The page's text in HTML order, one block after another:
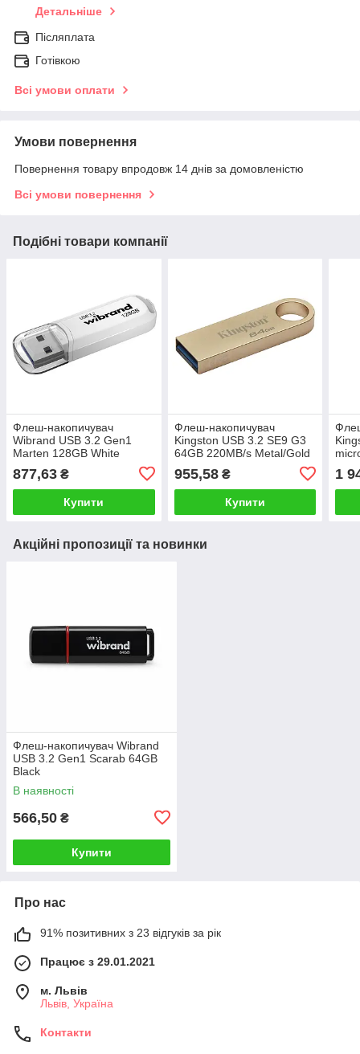
Детальніше
Післяплата
Готівкою
Всі умови оплати
Умови повернення
Повернення товару впродовж 14 днів за домовленістю
Всі умови повернення
Подібні товари компанії
Флеш-накопичувач
Wibrand USB 3.2 Gen1
Marten 128GB White
877,63 ₴
Купити
Флеш-накопичувач
Kingston USB 3.2 SE9 G3
64GB 220MB/s Metal/Gold
955,58₴
Купити
1
Акційні пропозиції та новинки
Флеш-накопичувач Wibrand
USB 3.2 Gen1 Scarab 64GB
Black
В наявності
566,50 ₴
Купити
Про нас
91% позитивних з 23 відгуків за рік
Працює з 29.01.2021
м. Львів
Львів, Україна
Контакти